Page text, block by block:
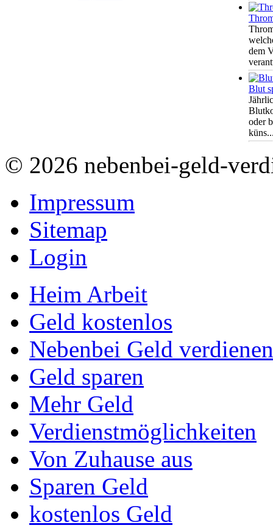
dem
Blut
oder
© 2026 nebenbei-geld-
Impressum
Sitemap
Login
Heim Arbeit
Geld kostenlos
Nebenbei Geld verdienen
Geld sparen
Mehr Geld
Verdienstmöglichkeiten
Von Zuhause aus
Sparen Geld
kostenlos Geld